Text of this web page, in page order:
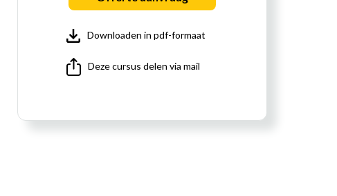
Downloaden in pdf-formaat
Deze cursus delen via mail